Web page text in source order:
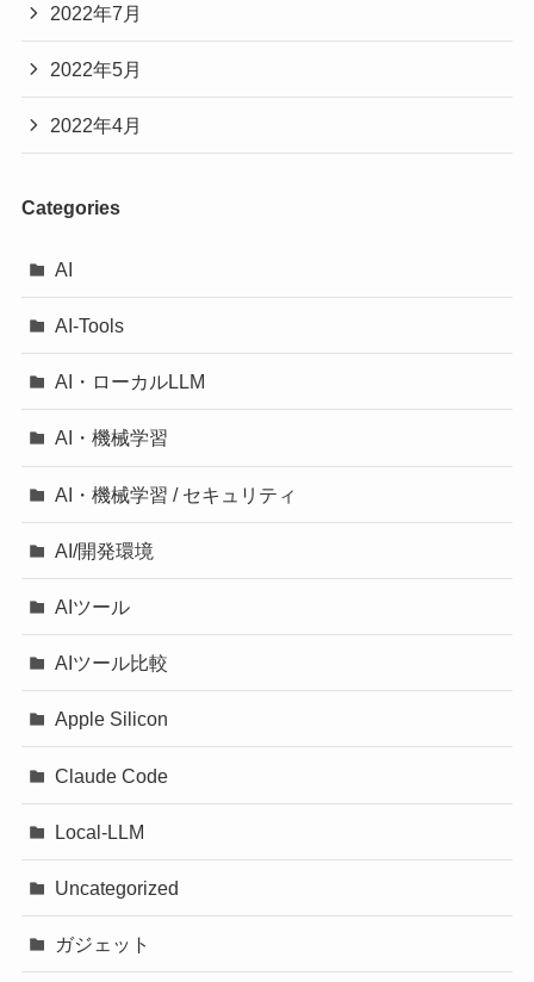
2022年7月
2022年5月
2022年4月
Categories
AI
AI-Tools
AI・ローカルLLM
AI・機械学習
AI・機械学習 / セキュリティ
AI/開発環境
AIツール
AIツール比較
Apple Silicon
Claude Code
Local-LLM
Uncategorized
ガジェット